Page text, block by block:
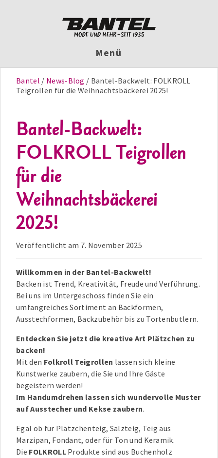
Menü
Bantel News-Blog
Bantel-Backwelt: FOLKROLL
Teigrollen für die Weihnachtsbäckerei 2025!
Bantel-Backwelt:
FOLKROLL Teigrollen
für die
Weihnachtsbäckerei
2025!
Veröffentlicht am 7. November 2025
Willkommen in der Bantel-Backwelt!
Backen ist Trend, Kreativität, Freude und Verführung.
Bei uns im Untergeschoss finden Sie ein
umfangreiches Sortiment an Backformen,
Ausstechformen, Backzubehör bis zu Tortenbutlern.
Entdecken Sie jetzt die kreative Art Plätzchen zu
backen!
Mit den Folkroll Teigrollen lassen sich kleine
Kunstwerke zaubern, die Sie und Ihre Gäste
begeistern werden!
Im Handumdrehen lassen sich wundervolle Muster
auf Ausstecher und Kekse zaubern.
Egal ob für Plätzchenteig, Salzteig, Teig aus
Marzipan, Fondant, oder für Ton und Keramik.
Die FOLKROLLProdukte sind aus Buchenholz